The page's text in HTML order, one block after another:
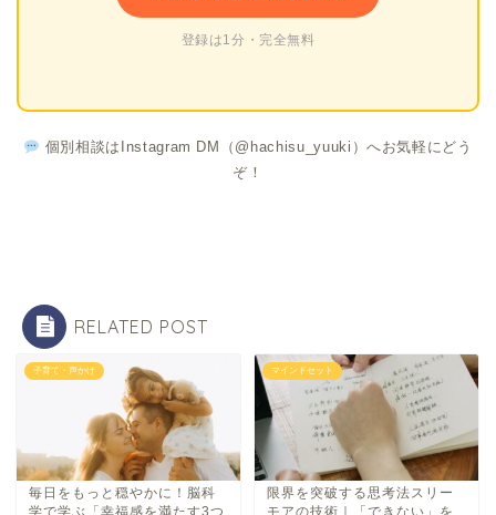
登録は1分・完全無料
個別相談はInstagram DM（@hachisu_yuuki）へお気軽にどう
ぞ！
RELATED POST
子育て・声かけ
毎日をもっと穏やかに！脳科
学で学ぶ「幸福感を満たす3つ
マインドセット
限界を突破する思考法スリー
モアの技術｜「できない」を